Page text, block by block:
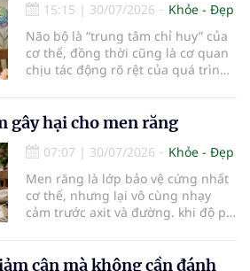
15:15 | 30/07/2026
Khỏe - Đẹp
Não bộ là “trung tâm chỉ huy” của
cơ thể, đồng thời cũng là cơ quan
chịu tác động rõ rệt của quá trình
mạnh, có thể góp phần bảo vệ tế
bào thần kinh, duy trì trí nhớ và
giúp NCT sống minh mẫn, tự chủ
lâu hơn.
gây hại cho men răng
07:07 | 30/07/2026
Khỏe - Đẹp
Men răng là lớp bảo vệ cứng nhất
cơ thể, nhưng lại vô cùng nhạy
cảm trước axit và đường. khi độ pH
đường cho vi khuẩn tấn công và
cân mà không cần đánh